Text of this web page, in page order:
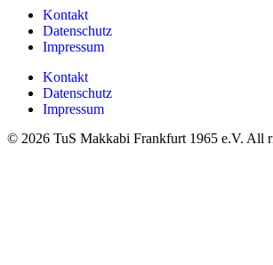
Kontakt
Datenschutz
Impressum
Kontakt
Datenschutz
Impressum
© 2026 TuS Makkabi Frankfurt 1965 e.V. All